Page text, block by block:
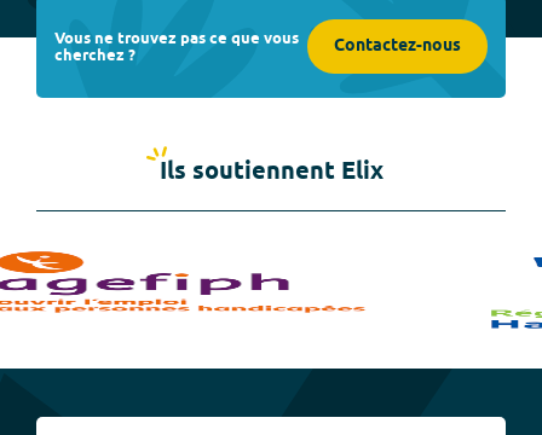
Vous ne trouvez pas ce que vous
cherchez ? Contactez-nous
Ils soutiennent Elix